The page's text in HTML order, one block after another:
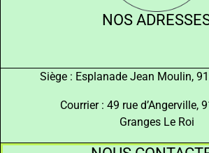
NOS
Siège : Esplanade Jean Moulin,
Courrier : 49 rue d’Angerville,
Granges Le Roi